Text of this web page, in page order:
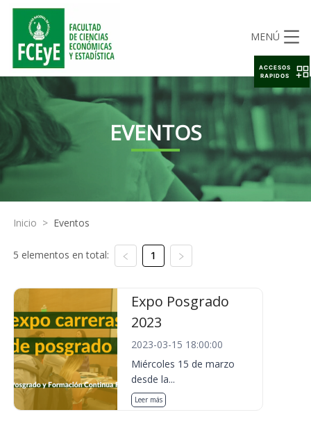
MENÚ
EVENTOS
Inicio > Eventos
5 elementos en total: 1
Expo Posgrado
2023
2023-03-15 18:00:00
Miércoles 15 de marzo
desde la...
Leer más
ACCESOS
RAPIDOS